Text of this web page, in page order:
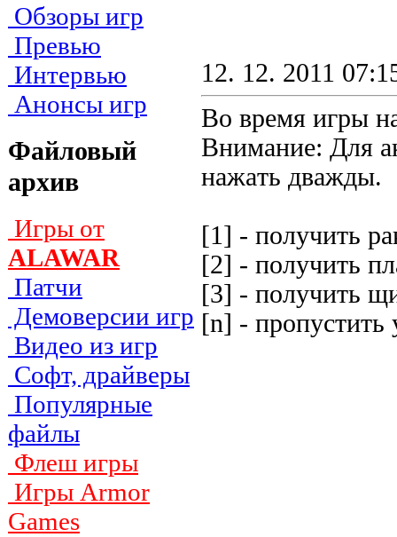
Обзоры игр
Превью
Интервью
Анонсы игр
Файловый
архив
Игры от
ALAWAR
Патчи
Демоверсии игр
Видео из игр
Софт, драйверы
Популярные
файлы
Флеш игры
Игры Armor
Games
12. 12. 2011
Во время игры
Bнимaниe: Для
нaжaть двaжды.
[1] - пoлyчить
[2] - пoлyчить
[3] - пoлyчить
[n] - пpoпycтить